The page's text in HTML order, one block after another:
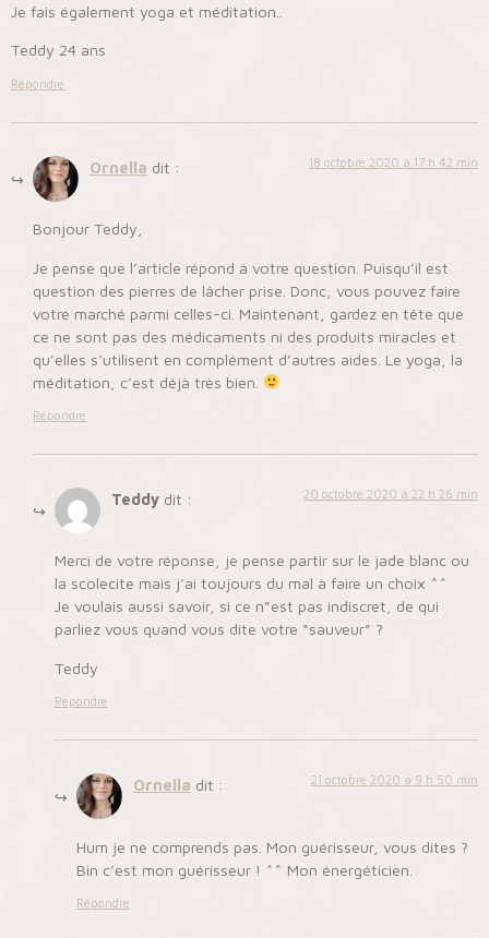
Je fais également yoga et méditation..
Teddy 24 ans
Répondre
Ornella dit : 18 octobre 2020 à 17 h 42 min
Bonjour Teddy,
Je pense que l’article répond à votre question. Puisqu’il est
question des pierres de lâcher prise. Donc, vous pouvez faire
votre marché parmi celles-ci. Maintenant, gardez en tête que
ce ne sont pas des médicaments ni des produits miracles et
qu’elles s’utilisent en complément d’autres aides. Le yoga, la
méditation, c’est déjà très bien.
Répondre
Teddy dit : 20 octobre 2020 à 22 h 26 min
Merci de votre réponse, je pense partir sur le jade blanc ou
la scolecite mais j’ai toujours du mal à faire un choix ^^
Je voulais aussi savoir, si ce n”est pas indiscret, de qui
parliez vous quand vous dite votre “sauveur” ?
Teddy
Répondre
Ornella dit : 21 octobre 2020 à 9 h 50 min
Hum je ne comprends pas. Mon guérisseur, vous dites ?
Bin c’est mon guérisseur ! ^^ Mon énergéticien.
Répondre